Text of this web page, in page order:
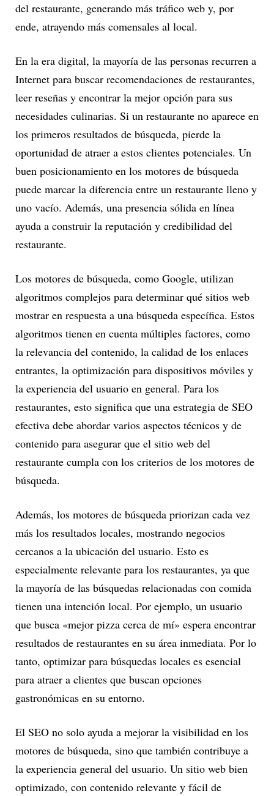
del restaurante, generando más tráfico web y, por
ende, atrayendo más comensales al local.
En la era digital, la mayoría de las personas recurren a
Internet para buscar recomendaciones de restaurantes,
leer reseñas y encontrar la mejor opción para sus
necesidades culinarias. Si un restaurante no aparece en
los primeros resultados de búsqueda, pierde la
oportunidad de atraer a estos clientes potenciales. Un
buen posicionamiento en los motores de búsqueda
puede marcar la diferencia entre un restaurante lleno y
uno vacío. Además, una presencia sólida en línea
ayuda a construir la reputación y credibilidad del
restaurante.
Los motores de búsqueda, como Google, utilizan
algoritmos complejos para determinar qué sitios web
mostrar en respuesta a una búsqueda específica. Estos
algoritmos tienen en cuenta múltiples factores, como
la relevancia del contenido, la calidad de los enlaces
entrantes, la optimización para dispositivos móviles y
la experiencia del usuario en general. Para los
restaurantes, esto significa que una estrategia de SEO
efectiva debe abordar varios aspectos técnicos y de
contenido para asegurar que el sitio web del
restaurante cumpla con los criterios de los motores de
búsqueda.
Además, los motores de búsqueda priorizan cada vez
más los resultados locales, mostrando negocios
cercanos a la ubicación del usuario. Esto es
especialmente relevante para los restaurantes, ya que
la mayoría de las búsquedas relacionadas con comida
tienen una intención local. Por ejemplo, un usuario
que busca «mejor pizza cerca de mí» espera encontrar
resultados de restaurantes en su área inmediata. Por lo
tanto, optimizar para búsquedas locales es esencial
para atraer a clientes que buscan opciones
gastronómicas en su entorno.
El SEO no solo ayuda a mejorar la visibilidad en los
motores de búsqueda, sino que también contribuye a
la experiencia general del usuario. Un sitio web bien
optimizado, con contenido relevante y fácil de